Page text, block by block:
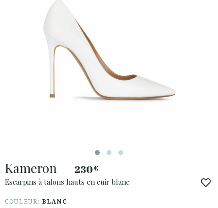
Talon haut
Talon moyen
ESPAÑOL
PAYS: DANMARK
Kameron 230€
Escarpins à talons hauts en cuir blanc
COULEUR:BLANC